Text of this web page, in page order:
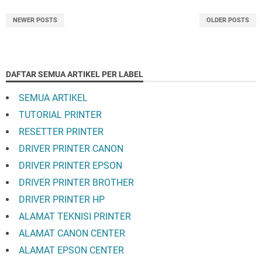
NEWER POSTS OLDER POSTS
DAFTAR SEMUA ARTIKEL PER LABEL
SEMUA ARTIKEL
TUTORIAL PRINTER
RESETTER PRINTER
DRIVER PRINTER CANON
DRIVER PRINTER EPSON
DRIVER PRINTER BROTHER
DRIVER PRINTER HP
ALAMAT TEKNISI PRINTER
ALAMAT CANON CENTER
ALAMAT EPSON CENTER